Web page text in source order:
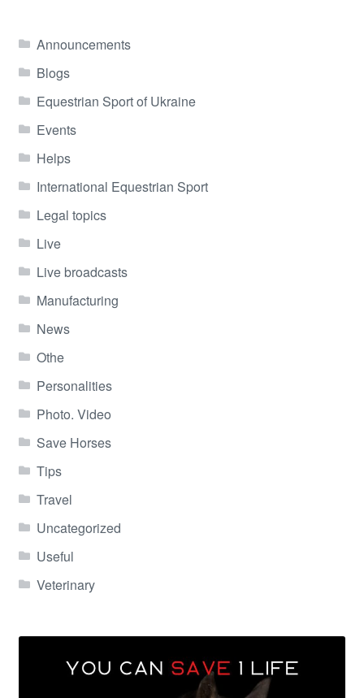
Announcements
Blogs
Equestrian Sport of Ukraine
Events
Helps
International Equestrian Sport
Legal topics
Live
Live broadcasts
Manufacturing
News
Othe
Personalities
Photo. Video
Save Horses
Tips
Travel
Uncategorized
Useful
Veterinary